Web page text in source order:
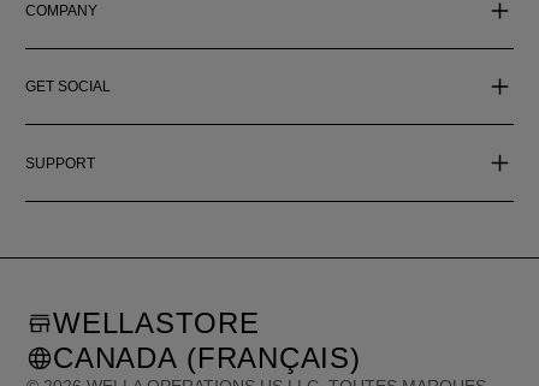
COMPANY
GET SOCIAL
SUPPORT
WELLASTORE
CANADA (FRANÇAIS)